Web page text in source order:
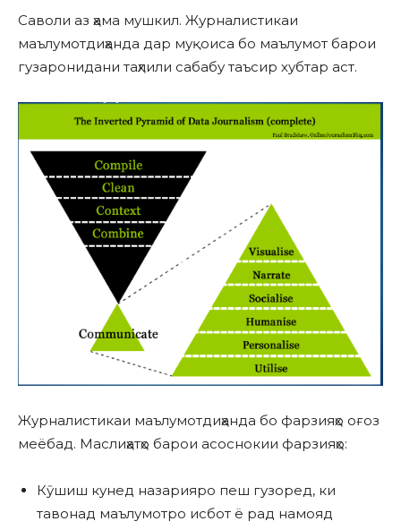
Саволи аз ҳама мушкил. Журналистикаи
маълумотдиҳанда дар муқоиса бо маълумот барои
гузаронидани таҳлили сабабу таъсир хубтар аст.
Журналистикаи маълумотдиҳанда бо фарзияҳо оғоз
меёбад. Маслиҳатҳо барои асоснокии фарзияҳо:
Кӯшиш кунед назарияро пеш гузоред, ки
тавонад маълумотро исбот ё рад намояд